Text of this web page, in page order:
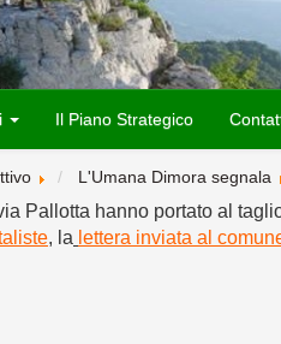
Il Piano Strategico
L'Umana Dimora segnala
Pallotta hanno portato al
, la lettera inviata al